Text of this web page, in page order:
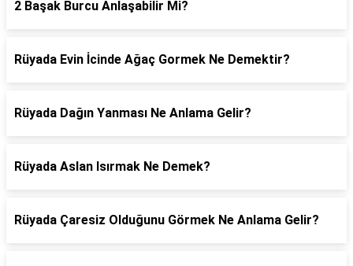
2 Başak Burcu Anlaşabilir Mi?
Rüyada Evin İcinde Ağaç Gormek Ne Demektir?
Rüyada Dağın Yanması Ne Anlama Gelir?
Rüyada Aslan Isırmak Ne Demek?
Rüyada Çaresiz Olduğunu Görmek Ne Anlama Gelir?